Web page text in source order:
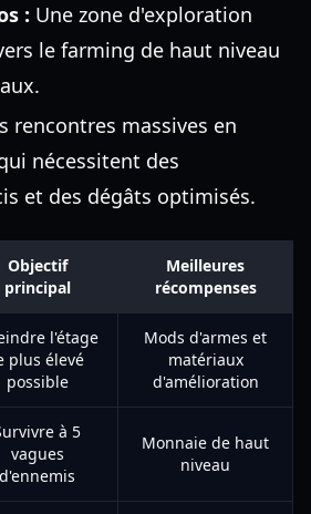
: Une zone d'exploration
le farming de haut niveau
rencontres massives en
nécessitent des
et des dégâts optimisés.
Objectif
principal
Meilleures
récompenses
l'étage
plus élevé
possible
Mods d'armes et
matériaux
d'amélioration
à 5
vagues
d'ennemis
Monnaie de haut
niveau